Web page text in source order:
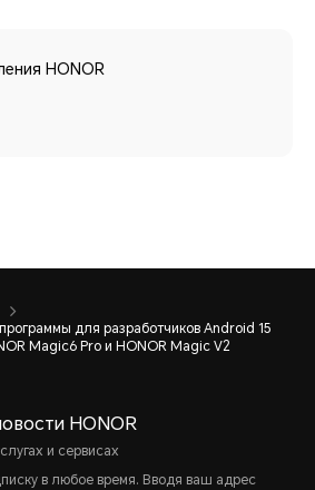
HONOR
для разработчиков Android 15
Magic6 Pro и HONOR Magic V2
HONOR
и сервисах
в любое время. Вводя ваш адрес